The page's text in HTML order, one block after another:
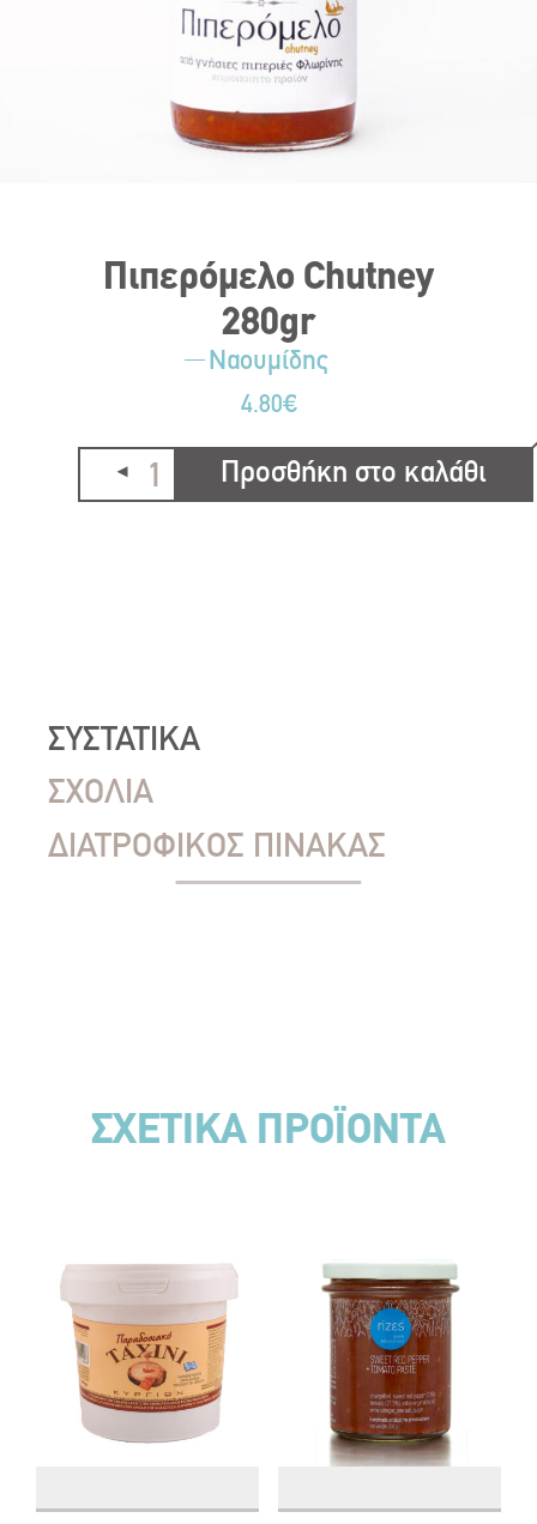
Πιπερόμελο Chutney
280gr
Ναουμίδης
4.80€
Προσθήκη στο καλάθι
ΣΥΣΤΑΤΙΚΑ
ΣΧΟΛΙΑ
ΔΙΑΤΡΟΦΙΚΟΣ ΠΙΝΑΚΑΣ
ΣΧΕΤΙΚΑ ΠΡΟΪΟΝΤΑ